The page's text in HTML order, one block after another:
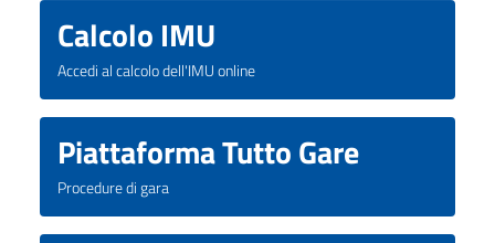
Calcolo IMU
Accedi al calcolo dell'IMU online
Piattaforma Tutto Gare
Procedure di gara